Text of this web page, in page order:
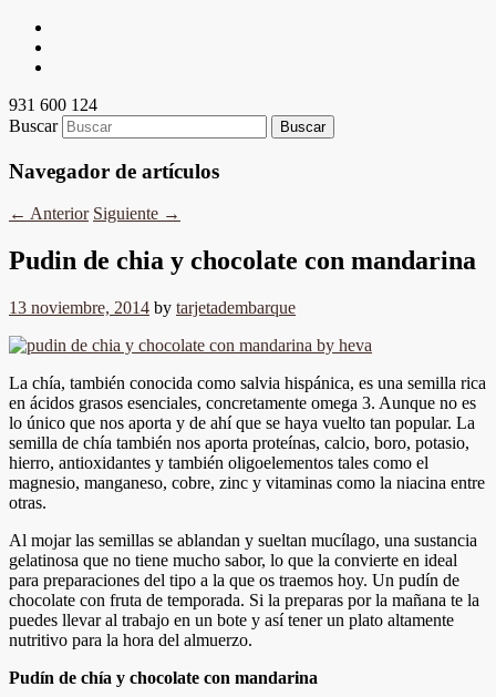
931 600 124
Buscar
Navegador de artículos
← Anterior Siguiente →
Pudin de chia y chocolate con mandarina
13 noviembre, 2014 by tarjetadembarque
La chía, también conocida como salvia hispánica, es una semilla rica
en ácidos grasos esenciales, concretamente omega 3. Aunque no es
lo único que nos aporta y de ahí que se haya vuelto tan popular. La
semilla de chía también nos aporta proteínas, calcio, boro, potasio,
hierro, antioxidantes y también oligoelementos tales como el
magnesio, manganeso, cobre, zinc y vitaminas como la niacina entre
otras.
Al mojar las semillas se ablandan y sueltan mucílago, una sustancia
gelatinosa que no tiene mucho sabor, lo que la convierte en ideal
para preparaciones del tipo a la que os traemos hoy. Un pudín de
chocolate con fruta de temporada. Si la preparas por la mañana te la
puedes llevar al trabajo en un bote y así tener un plato altamente
nutritivo para la hora del almuerzo.
Pudín de chía y chocolate con mandarina